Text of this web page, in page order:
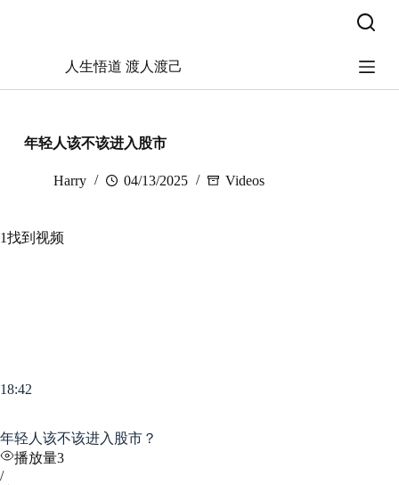
人生悟道 渡人渡己
年轻人该不该进入股市
Harry 04/13/2025 Videos
1找到视频
18:42
年轻人该不该进入股市？
播放量3
/